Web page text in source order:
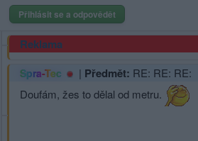
Přihlásit se a odpovědět
Reklama
Spra-Tec | Předmět: RE: RE: RE:
Doufám, žes to dělal od metru.